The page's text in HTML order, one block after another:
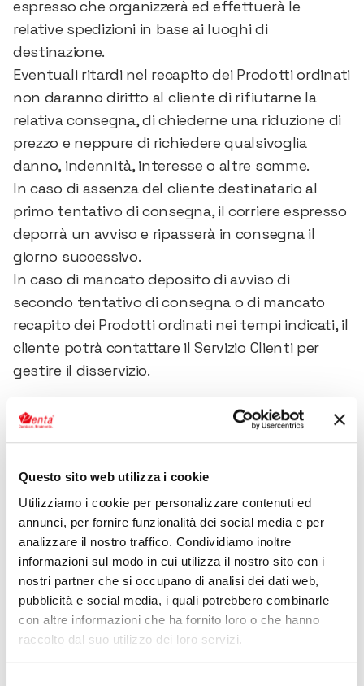
Questo sito web utilizza i cookie
Utilizziamo i cookie per personalizzare contenuti ed
annunci, per fornire funzionalità dei social media e per
analizzare il nostro traffico. Condividiamo inoltre
informazioni sul modo in cui utilizza il nostro sito con i
nostri partner che si occupano di analisi dei dati web,
pubblicità e social media, i quali potrebbero combinarle
con altre informazioni che ha fornito loro o che hanno
raccolto dal suo utilizzo dei loro servizi.
espresso che organizzerà ed effettuerà le
relative spedizioni in base ai luoghi di
destinazione.
Eventuali ritardi nel recapito dei Prodotti ordinati
non daranno diritto al cliente di rifiutarne la
relativa consegna, di chiederne una riduzione di
prezzo e neppure di richiedere qualsivoglia
danno, indennità, interesse o altre somme.
In caso di assenza del cliente destinatario al
primo tentativo di consegna, il corriere espresso
deporrà un avviso e ripasserà in consegna il
giorno successivo.
In caso di mancato deposito di avviso di
secondo tentativo di consegna o di mancato
recapito dei Prodotti ordinati nei tempi indicati, il
cliente potrà contattare il Servizio Clienti per
gestire il disservizio.
3) Vizi, difetti e non conformità.
Qualora i pacchi dovessero presentare vizi,
difetti o non conformità riconducibili a cattivo
trattamento durante le operazioni di trasporto e
recapito, la relativa consegna dovrà essere
rifiutata dal cliente o ritirata con riserva
specifica indicando espressamente, sulla
relativa lettera di vettura, la dettagliata
descrizione dei vizi, difetti o non conformità
riscontate.
Entro due giorni successivi il cliente dovrà